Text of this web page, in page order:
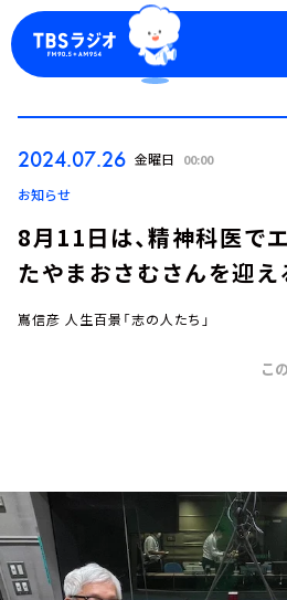
お知らせ
イベント・グッズ
YouTube
会社情報
2024.07.26 金曜日 00:00
お知らせ
8月11日は、精神科医で
たやまおさむさんを迎え
嶌信彦 人生百景「志の人たち」
こ